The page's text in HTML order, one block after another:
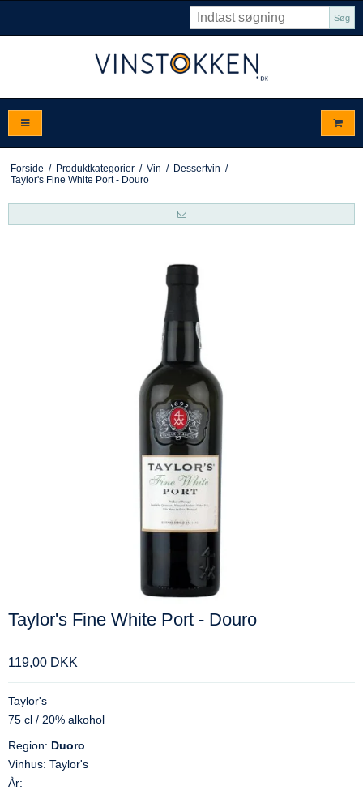
Søg
Forside / Produktkategorier / Vin / Dessertvin /
Taylor's Fine White Port - Douro
Taylor's Fine White Port - Douro
119,00 DKK
Taylor's
75 cl / 20% alkohol
Region: Duoro
Vinhus: Taylor's
År: